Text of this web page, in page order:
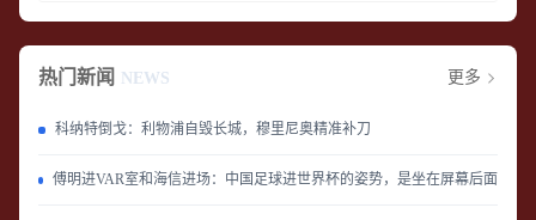
热门新闻 NEWS 更多
科纳特倒戈：利物浦自毁长城，穆里尼奥精准补刀
傅明进VAR室和海信进场：中国足球进世界杯的姿势，是坐在屏幕后面